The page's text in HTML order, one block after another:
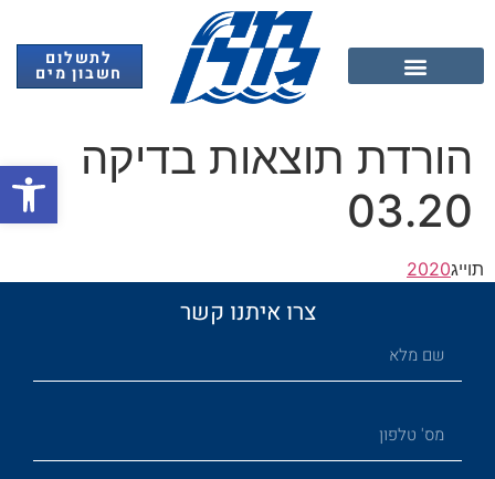
לתשלום
חשבון מים
הורדת תוצאות בדיקה
03.20
תוייג2020
צרו איתנו קשר